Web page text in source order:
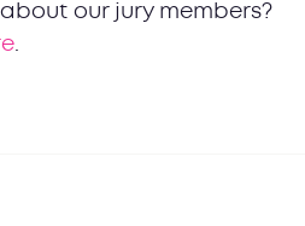
our jury members?